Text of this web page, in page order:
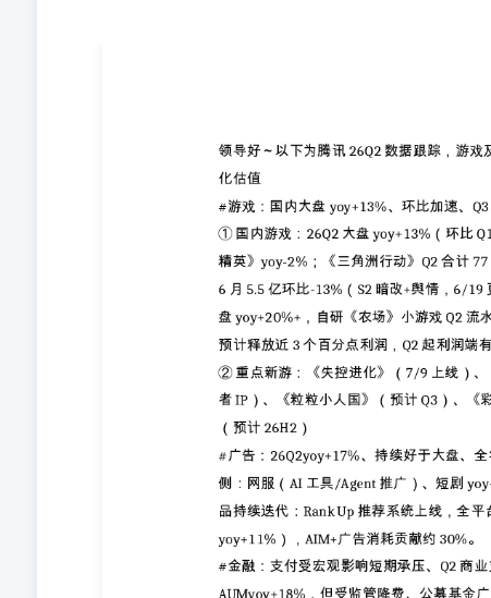
化》（7/9上线）、《王者万象棋》（8月下旬，对标金
计Q3）、《异人之下》（预计26H2） #广告：
ECPM yoy+3-5%（视频号yoy+6%、小程序yoy+11%）
支付GTVyoy+1.5%（Q1yoy+3.3%）；理财
长个位数。 #AI：Hy3正式版今日发布Token消耗增20倍
7/6正式版发布（MoE 295B/激活21B，256K上下文，快慢
用量3.66万亿token居总榜第一；270位专家盲测均分
42.9%→75.1%；定价输入1元/百万tokens极具性价比，
代旗舰大模型Hy4（万亿参数）9-10月发布。
超1300万、企业端日活超3万家；6/5企业版发布定价198
用户增6倍；#与微信/企微深度打通、付费留存率80%+
品、搭建B端AI入口。 ③微信Agent“小微”：6/20灰测启
WeLM基础交互使用800亿参数模型，单次调用参数约30
2500亿参数大模型，目前在云端运行，未来计划部署到
户、2026年国庆前后扩容到1亿用户，优先适配苹果、华
线30万个AI小程序。 #【观点更新】公司Q2主业整体表
近期AI方向边际变化较多，叠加硬件避险资金阶段性流入
亿（yoy+5%）/2876亿（yoy+5%），对应当前估值13.0/